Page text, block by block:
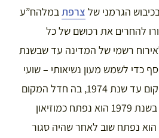
הגרמני של צרפת במלהח”ע
להחרים את רכושם של כל
רשמי של המדינה עד שבשנת
נוסף כדי לשמש מעון נשיאותי – שועי
עולם ביקרו והתארחו במקום עד שנת 1974, בה חדל המקום
לתפקד כמעון רשמי. רק בשנת 1979 הוא נפתח כמוזיאון
נפתח שוב לאחר שהיה סגור